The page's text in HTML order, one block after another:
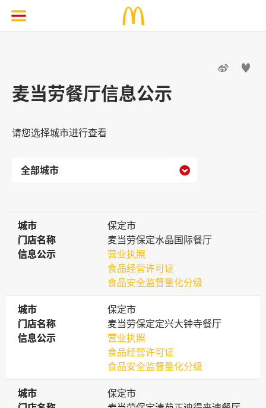
 
麦当劳餐厅信息公示
请您选择城市进行查看

城市
城市
保定市
门店名称
门店名称
麦当劳保定水晶国际餐厅
信息公示
信息公示
营业执照
食品经营许可证
食品安全监督量化分级
城市
城市
保定市
门店名称
门店名称
麦当劳保定定兴大钟寺餐厅
信息公示
信息公示
营业执照
食品经营许可证
食品安全监督量化分级
城市
城市
保定市